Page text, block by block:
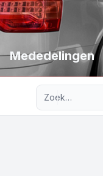
Mededelingen